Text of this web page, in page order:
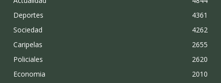
Deportes
4361
Sociedad
4262
Caripelas
2655
Policiales
2620
Economia
2010